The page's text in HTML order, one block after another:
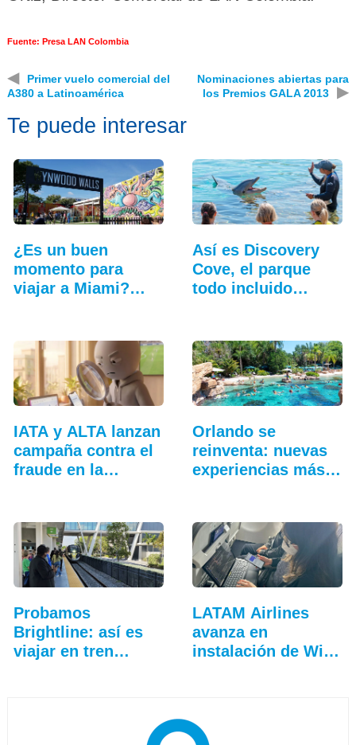
Fuente: Presa LAN Colombia
◀
Primer vuelo comercial del
A380 a Latinoamérica
Nominaciones abiertas para
los Premios GALA 2013
▶
Te puede interesar
¿Es un buen
momento para
viajar a Miami?
Así es Discovery
Cove, el parque
todo incluido
IATA y ALTA lanzan
campaña contra el
fraude en la…
Orlando se
reinventa: nuevas
experiencias más
Probamos
Brightline: así es
viajar en tren
LATAM Airlines
avanza en
instalación de Wi-